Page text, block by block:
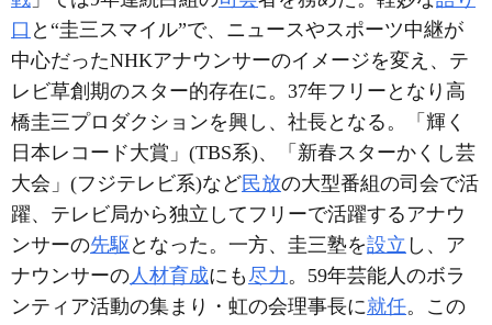
口 と“圭三スマイル”で、ニュースやスポーツ中継が
中心だったNHKアナウンサーのイメージを変え、テ
レビ草創期のスター的存在に。37年フリーとなり高
橋圭三プロダクションを興し、社長となる。「輝く
日本レコード大賞」(TBS系)、「新春スターかくし芸
大会」(フジテレビ系)など民放の大型番組の司会で活
躍、テレビ局から独立してフリーで活躍するアナウ
ンサーの先駆 となった。一方、圭三塾を設立 し、ア
ナウンサーの人材育成にも 尽力。59年芸能人のボラ
ンティア活動の集まり・虹の会理事長に就任。この